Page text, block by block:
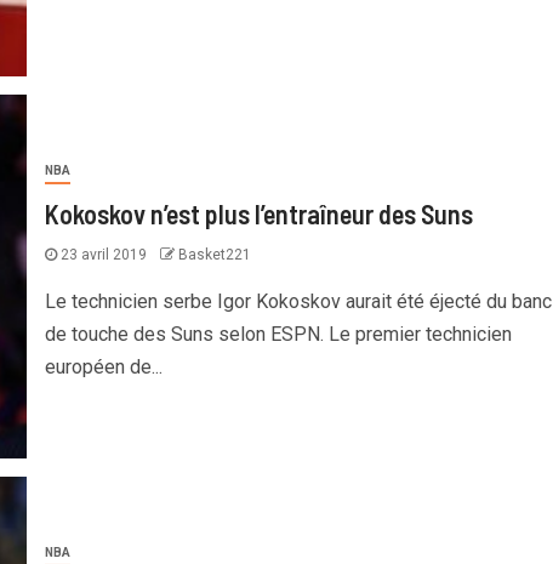
NBA
Kokoskov n’est plus l’entraîneur des Suns
23 avril 2019 Basket221
Le technicien serbe Igor Kokoskov aurait été éjecté du banc
de touche des Suns selon ESPN. Le premier technicien
européen de...
NBA